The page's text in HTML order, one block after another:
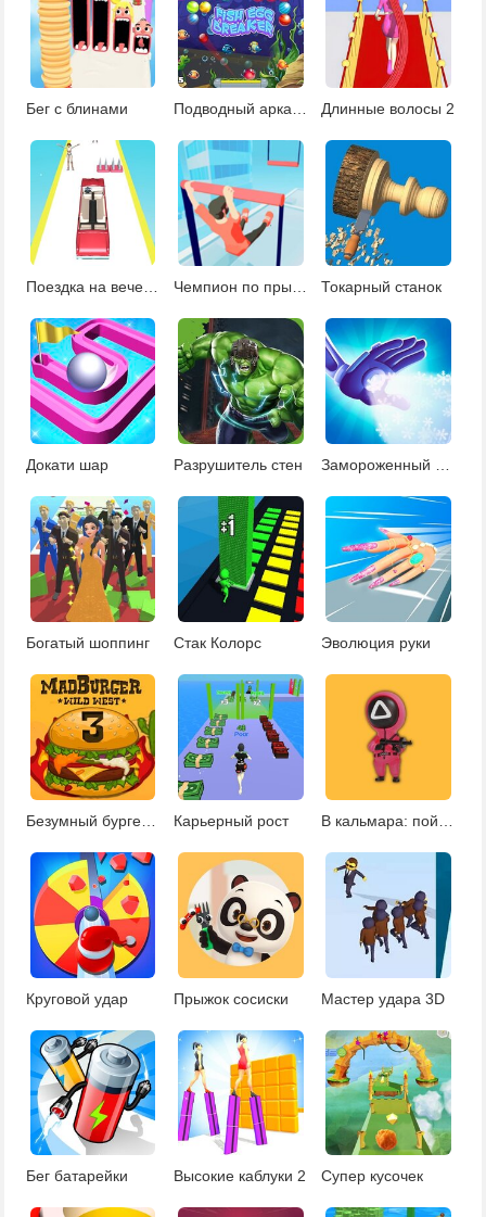
Бег с блинами Длинные волосы 2
Поездка на вечеринку Токарный станок
Докати шар Разрушитель стен
Богатый шоппинг Стак Колорс Эволюция руки
Безумный бургер 3 Карьерный рост
Круговой удар Прыжок сосиски Мастер удара 3D
Бег батарейки Высокие каблуки 2 Супер кусочек